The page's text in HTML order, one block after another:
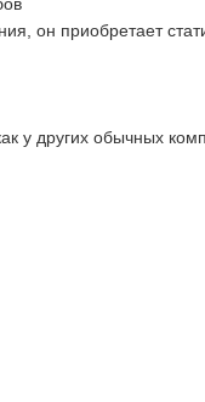
он приобретает
у других обычных